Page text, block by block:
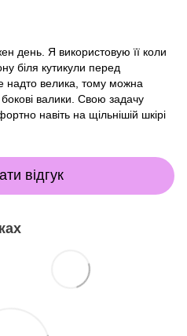
день. Я використовую її коли
біля кутикули перед
надто велика, тому можна
бокові валики. Свою задачу
навіть на щільнішій шкірі
відгук